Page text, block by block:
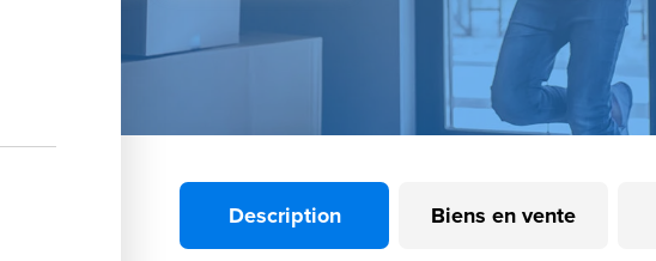
Description Biens en vente